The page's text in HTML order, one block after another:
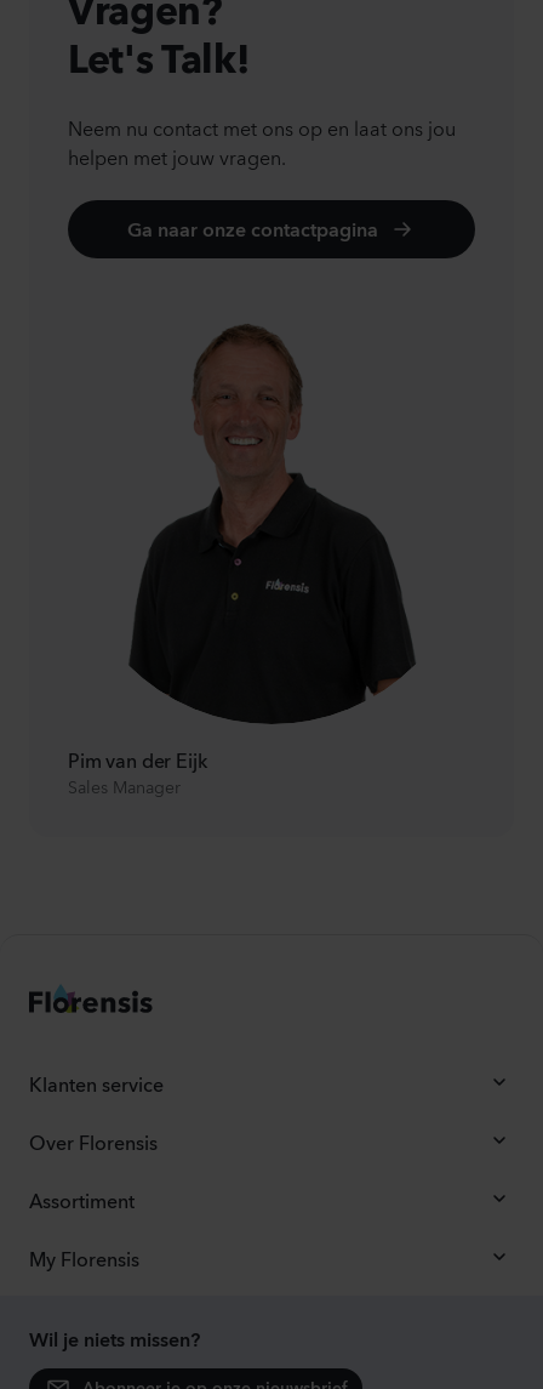
Vragen?
Let's Talk!
Neem nu contact met ons op en laat ons jou
helpen met jouw vragen.
Ga naar onze contactpagina
Pim van der Eijk
Sales Manager
Klanten service
Over Florensis
Assortiment
My Florensis
Wil je niets missen?